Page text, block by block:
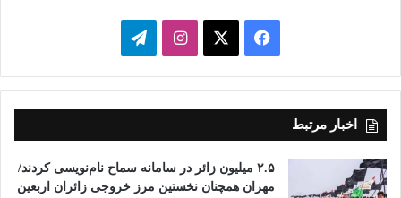
فیسبوک ایکساینستاگرامتلگرام
اخبار مرتبط
۲.۵ میلیون زائر در سامانه سماح نام‌نویسی کردند/
مهران همچنان نخستین مرز خروجی زائران اربعین